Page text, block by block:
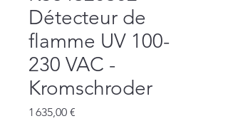
Détecteur de
flamme UV 100-
230 VAC -
Kromschroder
1 635,00 €